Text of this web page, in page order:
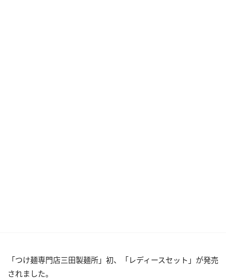
「つけ麺専門店三田製麺所」初、「レディースセット」が発売
されました。